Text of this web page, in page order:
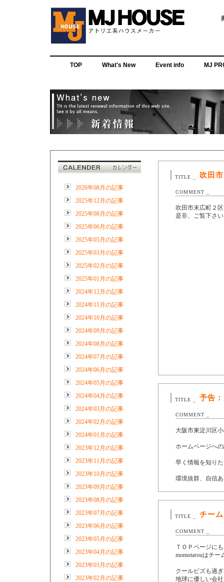
TOP What's New Event info MJ
2026年08月の記事
2025年12月の記事
2025年08月の記事
2025年06月の記事
2025年05月の記事
2025年03月の記事
2025年02月の記事
2025年01月の記事
2024年12月の記事
2024年11月の記事
2024年10月の記事
2024年09月の記事
2024年08月の記事
2024年07月の記事
2024年06月の記事
2024年05月の記事
2024年04月の記事
2024年03月の記事
2024年02月の記事
2024年01月の記事
2023年12月の記事
2023年11月の記事
2023年10月の記事
2023年09月の記事
2023年08月の記事
2023年07月の記事
2023年06月の記事
2023年05月の記事
2023年04月の記事
2023年03月の記事
2023年02月の記事
TITLE _ 吹田
COMMENT _
吹田市末広町２
是非、ご覧下さ
TITLE _ 予告
COMMENT _
大阪市東淀川区
ホームページへ
早く情報を知り
環境抜群、自信
TITLE _ チー
COMMENT _
ＴＯＰページに
momotarouはチ
クールビズも過
地球に優しい会